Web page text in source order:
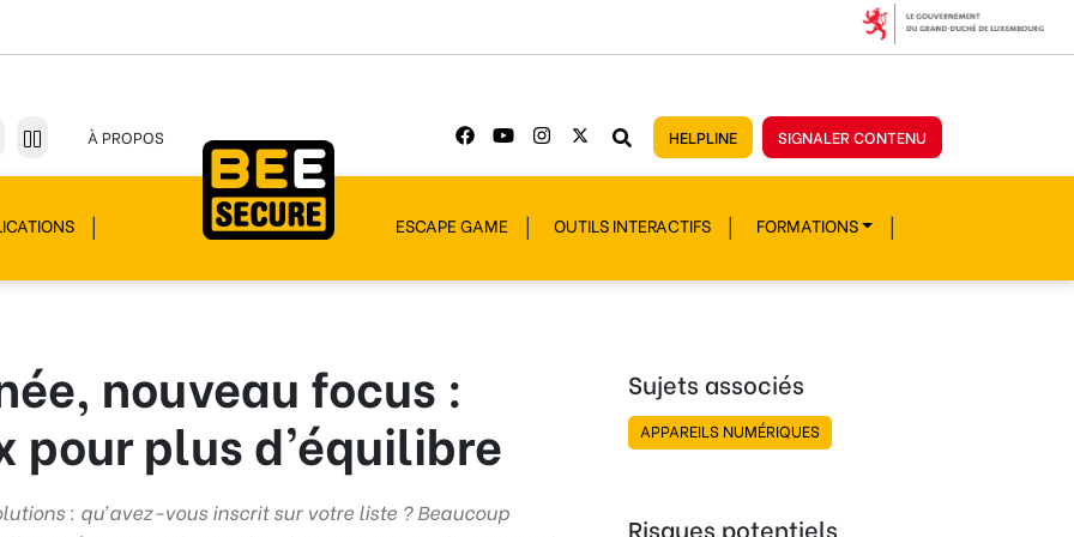
À PROPOS HELPLINE SIGNALER CONTENU
ESCAPE GAME OUTILS INTERACTIFS FORMATIONS
nouveau focus :
pour plus d’équilibre
: qu’avez-vous inscrit sur votre liste ? Beaucoup
Sujets associés
APPAREILS NUMÉRIQUES
Risques potentiels